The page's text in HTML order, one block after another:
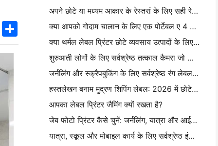
TwitterShare
अपने छोटे या मध्यम आकार के रेस्तरां के लिए सही रेस्तरां सॉफ्टवेयर कैसे चुनें
क्या आपको गोदाम चालान के लिए एक पोर्टेबल ए 4 प्रिंटर की आवश्यकता है? वास्तव में क्या काम करता है
क्या थर्मल लेबल प्रिंटर छोटे व्यवसाय उत्पादों के लिए पनरोक लेबल बना सकते हैं?
शुरुआती लोगों के लिए सर्वश्रेष्ठ तत्काल कैमरा जो कागज बर्बाद नहीं करना चाहते हैं
जर्नलिंग और स्क्रैपबुकिंग के लिए सर्वश्रेष्ठ रंग लेबल निर्माता: प्रत्येक पृष्ठ पर अधिक रंग जोड़ें
हस्तलेखन बनाम मुद्रण शिपिंग लेबल: 2026 में छोटे व्यवसायों के लिए सुझाव
आपका लेबल प्रिंटर जैमिंग क्यों रखता है?
जेब फोटो प्रिंटर कैसे चुनें: जर्नलिंग, यात्रा और आईफोन उपयोगकर्ताओं के लिए एक पूर्ण गाइड
यात्रा, स्कूल और मोबाइल कार्य के लिए सर्वश्रेष्ठ इंकलेस पोर्टेबल प्रिंटर: हनिन एमटी 620 प्रो समीक्षा